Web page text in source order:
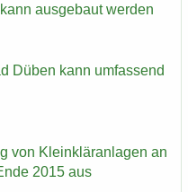
aus­ge­baut wer­den
Düben kann um­fas­send
von Klein­klär­an­la­gen an
2015 aus